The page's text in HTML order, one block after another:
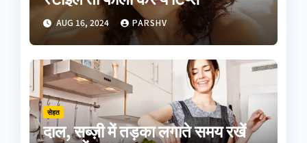
AUG 16, 2024 PARSHV
सेहत
दाल, सब्ज़ी में तड़का लगाते समय रखें